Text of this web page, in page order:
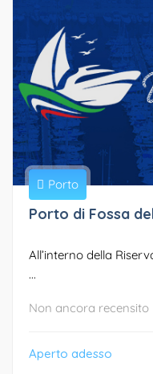
Porto
Porto di Fossa
All’interno della
...
Non ancora recensito
Aperto adesso